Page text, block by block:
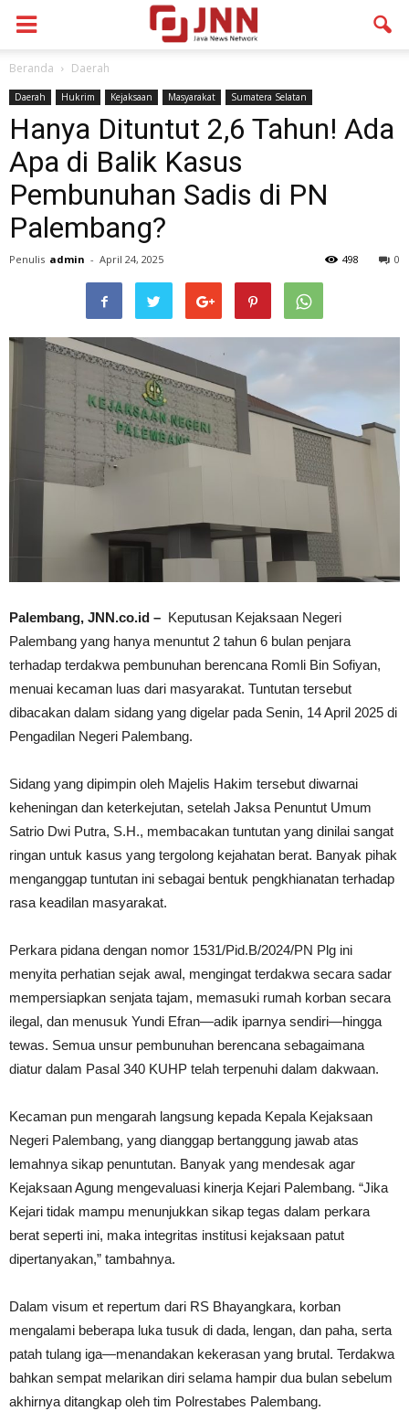
Beranda Daerah
Daerah Hukrim Kejaksaan Masyarakat Sumatera Selatan
Hanya Dituntut 2,6 Tahun! Ada
Apa di Balik Kasus
Pembunuhan Sadis di PN
Palembang?
Penulis admin - April 24, 2025 0
498
Palembang, JNN.co.id – Keputusan Kejaksaan Negeri
Palembang yang hanya menuntut 2 tahun 6 bulan penjara
terhadap terdakwa pembunuhan berencana Romli Bin Sofiyan,
menuai kecaman luas dari masyarakat. Tuntutan tersebut
dibacakan dalam sidang yang digelar pada Senin, 14 April 2025 di
Pengadilan Negeri Palembang.
Sidang yang dipimpin oleh Majelis Hakim tersebut diwarnai
keheningan dan keterkejutan, setelah Jaksa Penuntut Umum
Satrio Dwi Putra, S.H., membacakan tuntutan yang dinilai sangat
ringan untuk kasus yang tergolong kejahatan berat. Banyak pihak
menganggap tuntutan ini sebagai bentuk pengkhianatan terhadap
rasa keadilan masyarakat.
Perkara pidana dengan nomor 1531/Pid.B/2024/PN Plg ini
menyita perhatian sejak awal, mengingat terdakwa secara sadar
mempersiapkan senjata tajam, memasuki rumah korban secara
ilegal, dan menusuk Yundi Efran—adik iparnya sendiri—hingga
tewas. Semua unsur pembunuhan berencana sebagaimana
diatur dalam Pasal 340 KUHP telah terpenuhi dalam dakwaan.
Kecaman pun mengarah langsung kepada Kepala Kejaksaan
Negeri Palembang, yang dianggap bertanggung jawab atas
lemahnya sikap penuntutan. Banyak yang mendesak agar
Kejaksaan Agung mengevaluasi kinerja Kejari Palembang. “Jika
Kejari tidak mampu menunjukkan sikap tegas dalam perkara
berat seperti ini, maka integritas institusi kejaksaan patut
dipertanyakan,” tambahnya.
Dalam visum et repertum dari RS Bhayangkara, korban
mengalami beberapa luka tusuk di dada, lengan, dan paha, serta
patah tulang iga—menandakan kekerasan yang brutal. Terdakwa
bahkan sempat melarikan diri selama hampir dua bulan sebelum
akhirnya ditangkap oleh tim Polrestabes Palembang.